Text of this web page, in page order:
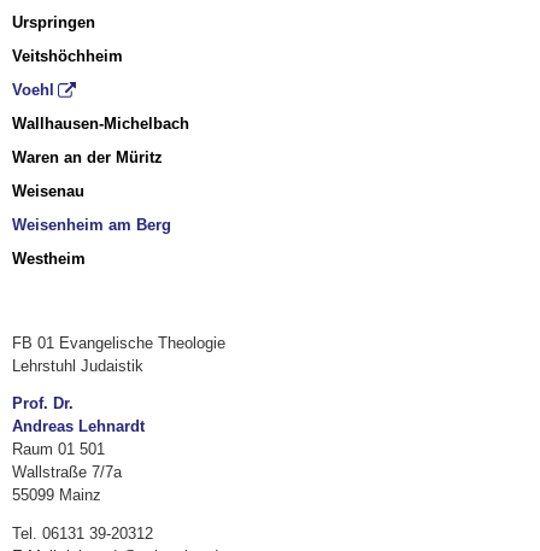
Urspringen
Veitshöchheim
Voehl
Wallhausen-Michelbach
Waren an der Müritz
Weisenau
Weisenheim am Berg
Westheim
FB 01 Evangelische Theologie
Lehrstuhl Judaistik
Prof. Dr.
Andreas Lehnardt
Raum 01 501
Wallstraße 7/7a
55099 Mainz
Tel. 06131 39-20312